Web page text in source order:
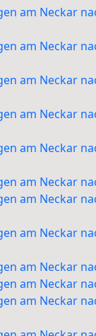
am Neckar
am Neckar
am Neckar
am Neckar
am Neckar
am Neckar
am Neckar
am Neckar
am Neckar
am Neckar
am Neckar